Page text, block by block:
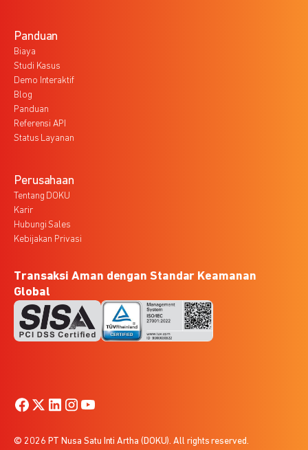
Panduan
Biaya
Studi Kasus
Demo Interaktif
Blog
Panduan
Referensi API
Status Layanan
Perusahaan
Tentang DOKU
Karir
Hubungi Sales
Kebijakan Privasi
Transaksi Aman dengan Standar Keamanan
Global
© 2026 PT Nusa Satu Inti Artha (DOKU). All rights reserved.